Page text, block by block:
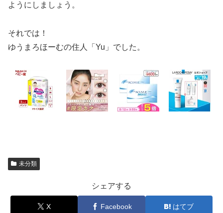
ようにしましょう。
それでは！
ゆうまろほーむの住人「Yu」でした。
未分類
シェアする
X Facebook はてブ